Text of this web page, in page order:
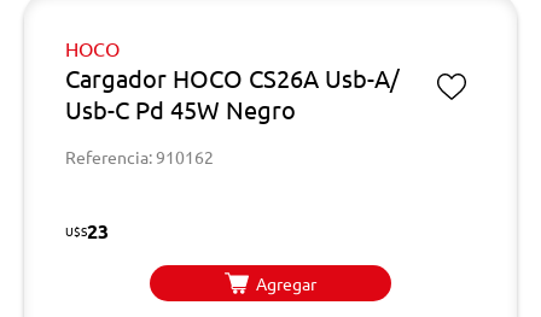
HOCO
Cargador HOCO CS26A Usb-A/
Usb-C Pd 45W Negro
Referencia: 910162
U$S23
Agregar